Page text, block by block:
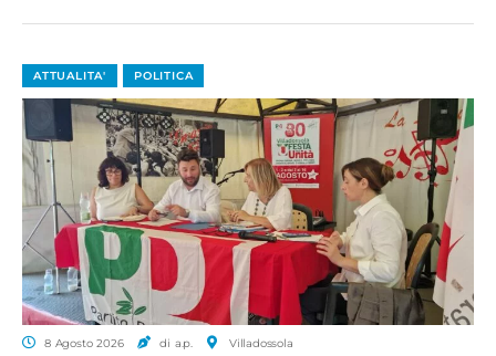
ATTUALITA' POLITICA
8 Agosto 2026 di a.p. Villadossola